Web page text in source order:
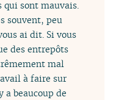
qui sont mauvais.
souvent, peu
ai dit. Si vous
des entrepôts
mal
à faire sur
beaucoup de